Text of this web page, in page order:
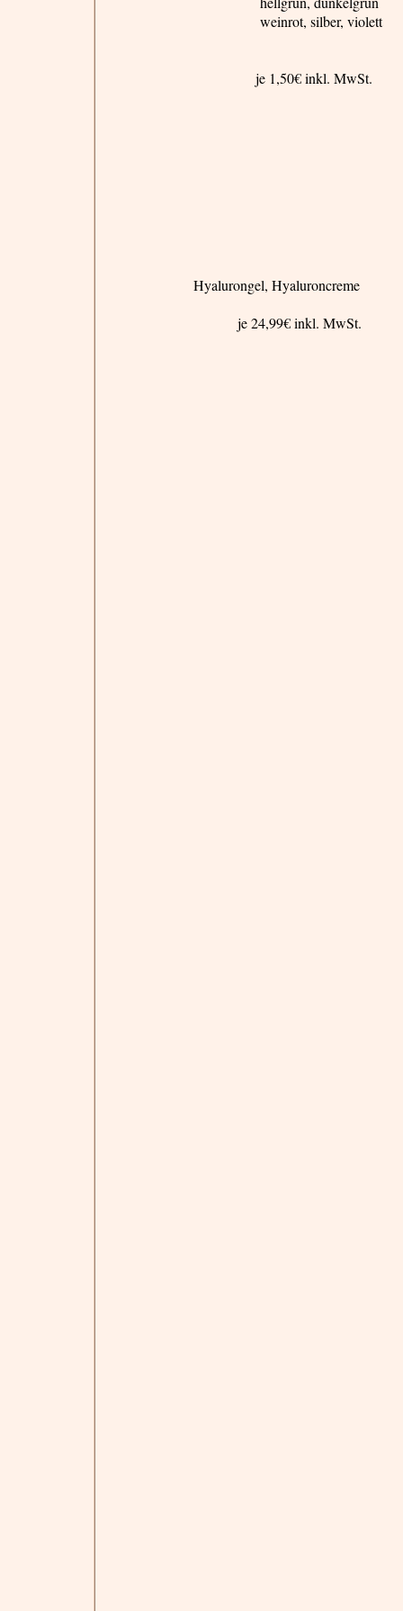
weinrot, silber, violett
je 1,50€ inkl. MwSt.
Hyalurongel, Hyaluroncreme
je 24,99€ inkl. MwSt.